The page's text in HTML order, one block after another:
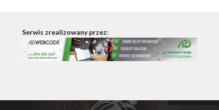
Serwis zrealizowany przez: